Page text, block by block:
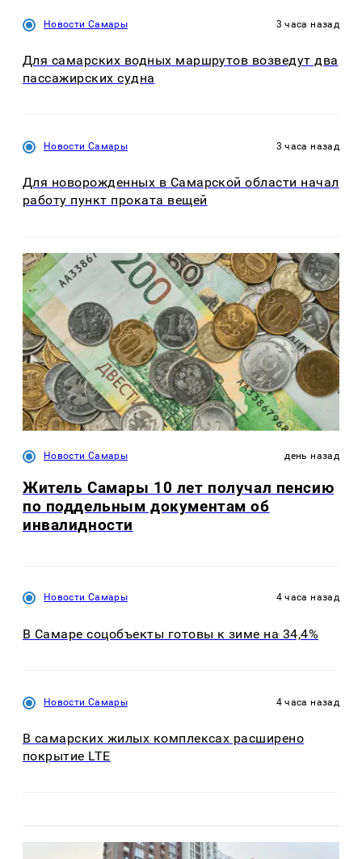
Новости Самары 3 часа назад
Для самарских водных маршрутов возведут два
пассажирских судна
Новости Самары 3 часа назад
Для новорожденных в Самарской области начал
работу пункт проката вещей
Новости Самары день назад
Житель Самары 10 лет получал пенсию
по поддельным документам об
инвалидности
Новости Самары 4 часа назад
В Самаре соцобъекты готовы к зиме на 34,4%
Новости Самары 4 часа назад
В самарских жилых комплексах расширено
покрытие LTE